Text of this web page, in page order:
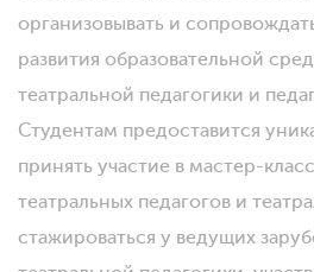
организовывать и
развития образовательной
театральной педагогики и
Студентам предоставится
принять участие в мастер-
театральных педагогов и
стажироваться у ведущих